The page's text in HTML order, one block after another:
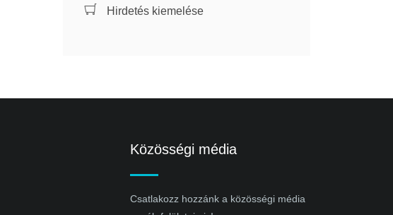
Hirdetés kiemelése
Közösségi média
Csatlakozz hozzánk a közösségi média